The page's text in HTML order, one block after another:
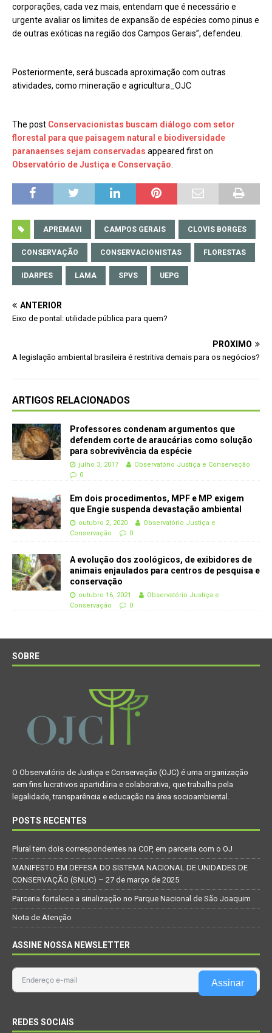
corporações, cada vez mais, entendam que é necessário e
urgente avaliar os limites de expansão de espécies como pinus e
de outras exóticas na região dos Campos Gerais”, defendeu.
Posteriormente, será buscada aproximação com outras
atividades, como mineração e agricultura_OJC
The post Conservacionistas buscam diálogo com setor
florestal para que paisagem natural e biodiversidade
paranaenses sejam conservadas appeared first on
Observatório de Justiça e Conservação
APREMAVI CAMPOS GERAIS CLOVIS BORGES
CONSERVAÇÃO CONSERVACIONISTAS FLORESTAS
IDARPES LAMA SPVS UEPG
ANTERIOR
Eixo de pontal: utilidade pública para quem?
PRÓXIMO
A legislação ambiental brasileira é restritiva demais para os negócios?
ARTIGOS RELACIONADOS
Professores condenam argumentos que
defendem corte de araucárias como solução
para sobrevivência da espécie
julho 3, 2017
Observatório Justiça e Conservação
0
Em dois procedimentos, MPF e MP exigem
que Engie suspenda devastação ambiental
outubro 2, 2020
Observatório Justiça e
Conservação
0
A evolução dos zoológicos, de exibidores de
animais enjaulados para centros de pesquisa e
conservação
outubro 16, 2021
Observatório Justiça e
Conservação
0
SOBRE
O Observatório de Justiça e Conservação (OJC) é uma organização
sem fins lucrativos apartidária e colaborativa, que trabalha pela
legalidade, transparência e educação na área socioambiental.
POSTS RECENTES
Plural tem dois correspondentes na COP, em parceria com o OJ
MANIFESTO EM DEFESA DO SISTEMA NACIONAL DE UNIDADES DE
CONSERVAÇÃO (SNUC) – 27 de março de 2025
Parceria fortalece a sinalização no Parque Nacional de São Joaquim
Nota de Atenção
ASSINE NOSSA NEWSLETTER
Assinar
REDES SOCIAIS